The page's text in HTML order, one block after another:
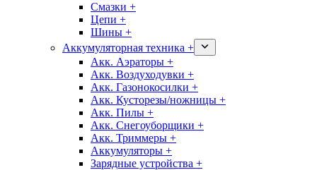
Смазки +
Цепи +
Шины +
Аккумуляторная техника +
Акк. Аэраторы +
Акк. Воздуходувки +
Акк. Газонокосилки +
Акк. Кусторезы/ножницы +
Акк. Пилы +
Акк. Снегоуборщики +
Акк. Триммеры +
Аккумуляторы +
Зарядные устройства +